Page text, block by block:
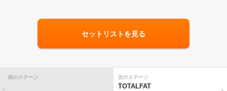
セットリストを見る
前のステージ 次のステージ
TOTALFAT